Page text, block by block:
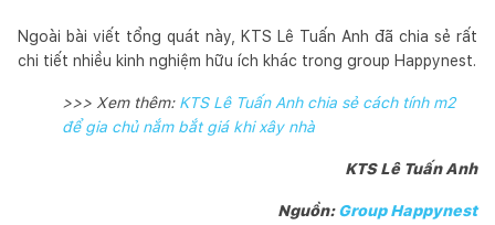
Ngoài bài viết tổng quát này, KTS Lê Tuấn Anh đã chia sẻ rất
chi tiết nhiều kinh nghiệm hữu ích khác trong group Happynest.
>>> Xem thêm: KTS Lê Tuấn Anh chia sẻ cách tính m2
để gia chủ nắm bắt giá khi xây nhà
KTS Lê Tuấn Anh
Nguồn:Group Happynest